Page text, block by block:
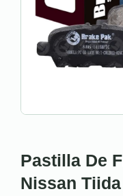
Pastilla De
Nissan